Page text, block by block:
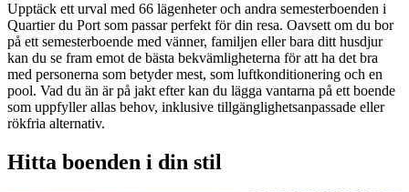
Upptäck ett urval med 66 lägenheter och andra semesterboenden i
Quartier du Port som passar perfekt för din resa. Oavsett om du bor
på ett semesterboende med vänner, familjen eller bara ditt husdjur
kan du se fram emot de bästa bekvämligheterna för att ha det bra
med personerna som betyder mest, som luftkonditionering och en
pool. Vad du än är på jakt efter kan du lägga vantarna på ett boende
som uppfyller allas behov, inklusive tillgänglighetsanpassade eller
rökfria alternativ.
Hitta boenden i din stil